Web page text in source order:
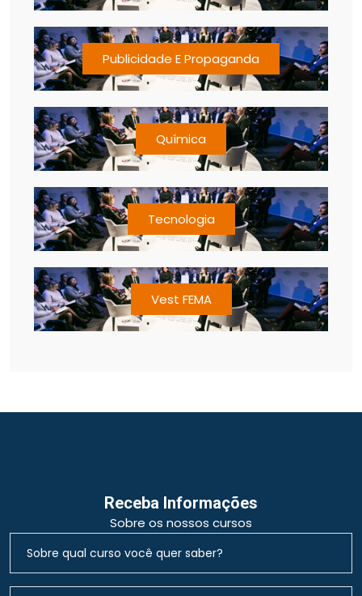
Publicidade E Propaganda
Química
Tecnologia
Vest FEMA
Receba Informações
Sobre os nossos cursos